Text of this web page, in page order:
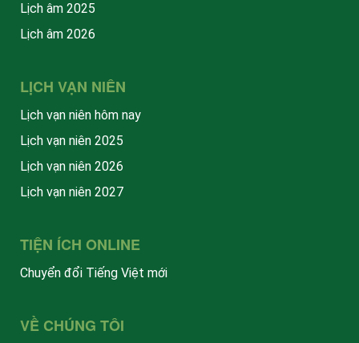
Lịch âm 2025
Lịch âm 2026
LỊCH VẠN NIÊN
Lịch vạn niên hôm nay
Lịch vạn niên 2025
Lịch vạn niên 2026
Lịch vạn niên 2027
TIỆN ÍCH ONLINE
Chuyển đổi Tiếng Việt mới
VỀ CHÚNG TÔI